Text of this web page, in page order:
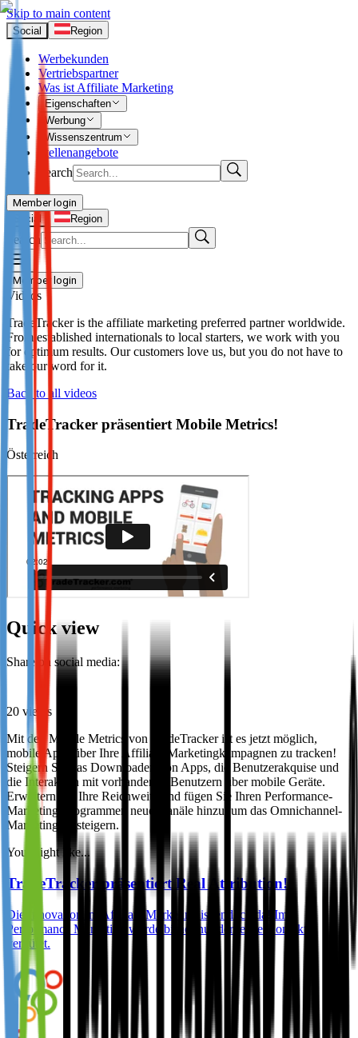
Skip to main content
Social Region
Werbekunden
Vertriebspartner
Was ist Affiliate Marketing
Eigenschaften
Werbung
Wissenszentrum
Stellenangebote
Search
I’m Advertiser
Login
Not already our Advertiser?
Sign up here
I’m Publisher
Login
Member login
Social
Region
Search
Member login
Videos
TradeTracker is the affiliate marketing preferred partner worldwide.
From established internationals to local starters, we work with you
for optimum results. Our customers love us, but you do not have to
take our word for it.
Back to all videos
TradeTracker präsentiert Mobile Metrics!
Österreich
Quick view
Share on social media:
20 views
Mit den Mobile Metrics von TradeTracker ist es jetzt möglich,
mobile Apps über Ihre Affiliate-Marketingkampagnen zu tracken!
Steigern Sie das Downloaden von Apps, die Benutzerakquise und
die Interaktion mit vorhandenen Benutzern über mobile Geräte.
Erweitern Sie Ihre Reichweite und fügen Sie Ihren Performance-
Marketing-Programmen neue Kanäle hinzu, um das Omnichannel-
Marketing zu steigern.
You might like...
TradeTracker präsentiert Real Attribution!
Die Innovation im Affiliate Marketing ist endlich da! Im
Performance Marketing wurde bisher nur der letzte Kontakt
vergütet.